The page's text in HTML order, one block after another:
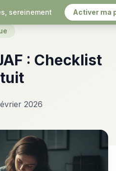
sereinement Activer ma
: Checklist
2026